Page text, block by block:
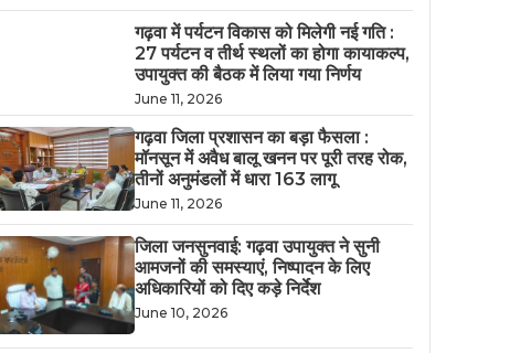
गढ़वा में पर्यटन विकास को मिलेगी नई गति :
27 पर्यटन व तीर्थ स्थलों का होगा कायाकल्प,
उपायुक्त की बैठक में लिया गया निर्णय
June 11, 2026
गढ़वा जिला प्रशासन का बड़ा फैसला :
मॉनसून में अवैध बालू खनन पर पूरी तरह रोक,
तीनों अनुमंडलों में धारा 163 लागू
June 11, 2026
जिला जनसुनवाई: गढ़वा उपायुक्त ने सुनी
आमजनों की समस्याएं, निष्पादन के लिए
अधिकारियों को दिए कड़े निर्देश
June 10, 2026